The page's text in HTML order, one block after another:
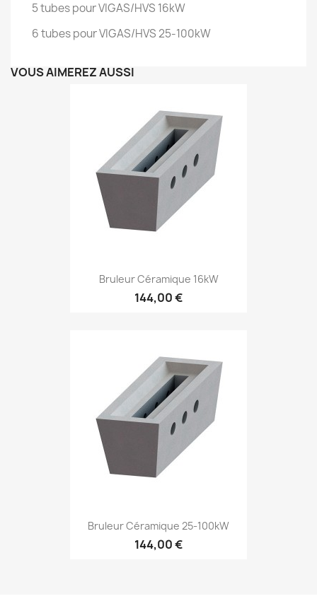
5 tubes pour VIGAS/HVS 16kW
6 tubes pour VIGAS/HVS 25-100kW
VOUS AIMEREZ AUSSI
Bruleur Céramique 16kW
144,00 €
Bruleur Céramique 25-100kW
144,00 €